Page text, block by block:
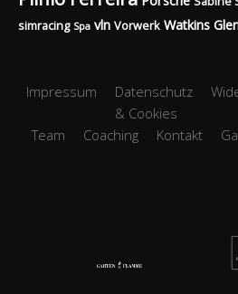
simracing Spa vln Vorwerk Watkins
Impressum
Datenschutz
& Cookies
Team Coaching Kontakt